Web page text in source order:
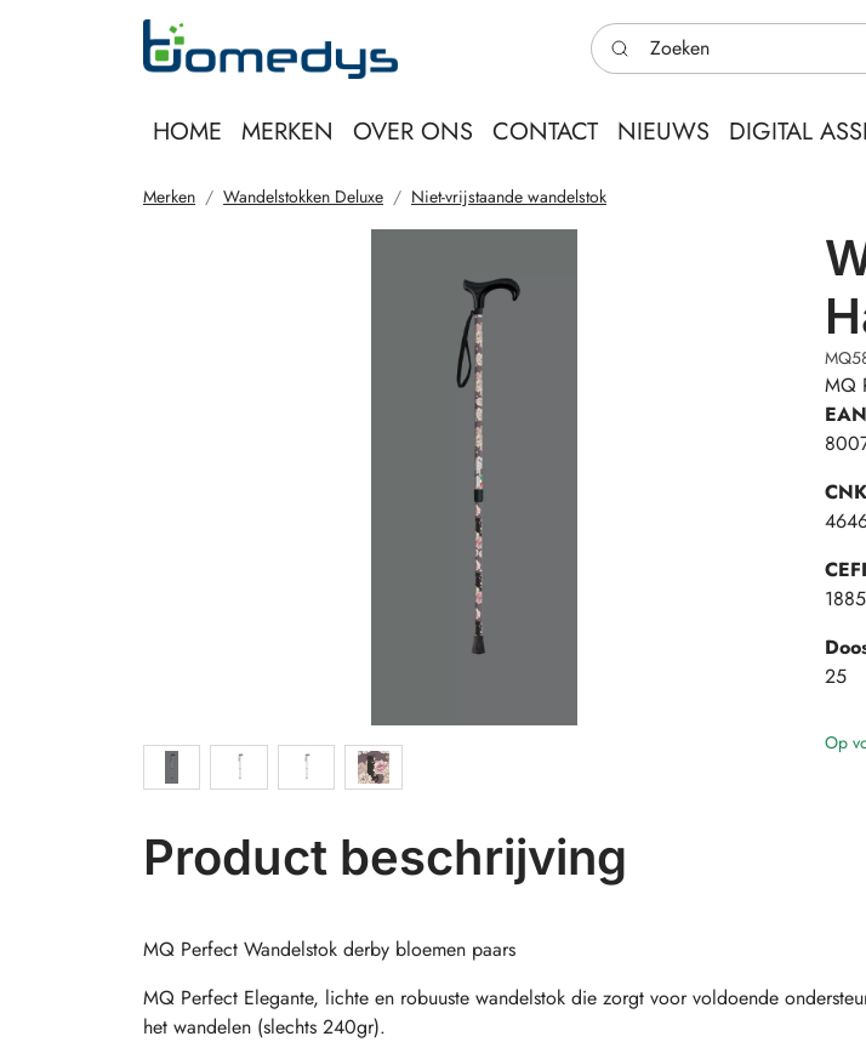
Zoeken
HOME MERKEN OVER ONS CONTACT NIEUWS DIGITAL
Merken Wandelstokken Deluxe Niet-vrijstaande wandelstok
MQ
EAN
25
Op
Product beschrijving
MQ Perfect Wandelstok derby bloemen paars
MQ Perfect Elegante, lichte en robuuste wandelstok die zorgt voor voldoende
het wandelen (slechts 240gr).